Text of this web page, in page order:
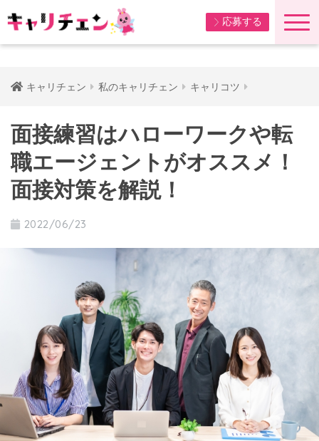
応募する
キャリチェン 私のキャリチェン キャリコツ
面接練習はハローワークや転
職エージェントがオススメ！
面接対策を解説！
2022/06/23